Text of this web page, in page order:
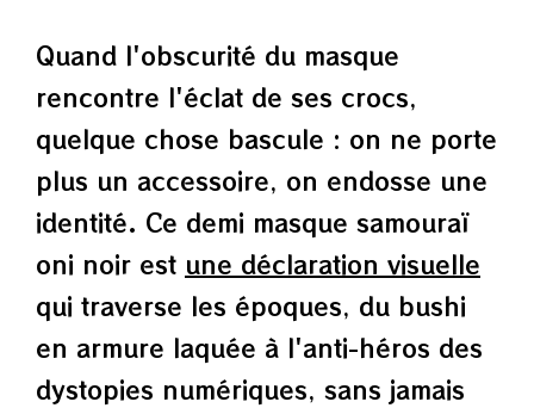
Quand l'obscurité du masque
rencontre l'éclat de ses crocs,
quelque chose bascule : on ne porte
plus un accessoire, on endosse une
identité. Ce demi masque samouraï
oni noir est une déclaration visuelle
qui traverse les époques, du bushi
en armure laquée à l'anti-héros des
dystopies numériques, sans jamais